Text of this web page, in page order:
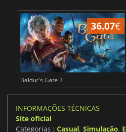
36.07€
Baldur's Gate 3
INFORMAÇÕES TÉCNICAS
Site oficial
Categorias : Casual, Simulação,